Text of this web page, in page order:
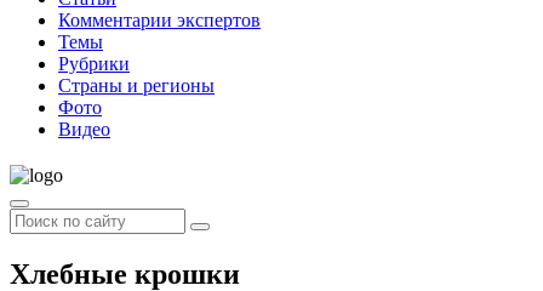
Комментарии экспертов
Темы
Рубрики
Страны и регионы
Фото
Видео
Хлебные крошки